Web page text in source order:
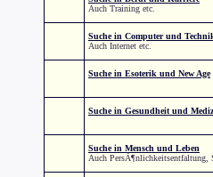
Auch Training etc.
Suche in Computer und
Auch Internet etc.
Suche in Esoterik und New Age
Suche in Gesundheit und
Suche in Mensch und Leben
Auch